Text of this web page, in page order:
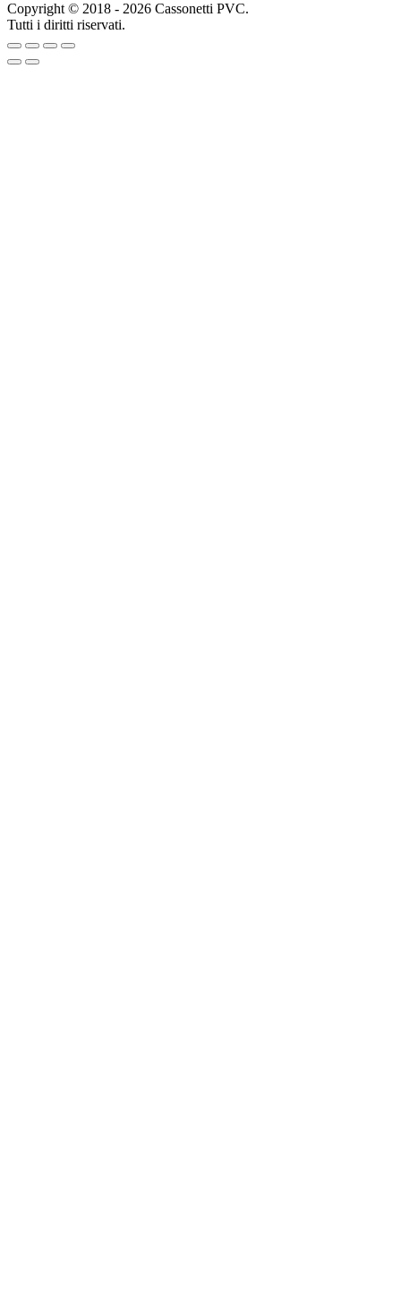
Copyright © 2018 - 2026 Cassonetti PVC.
Tutti i diritti riservati.